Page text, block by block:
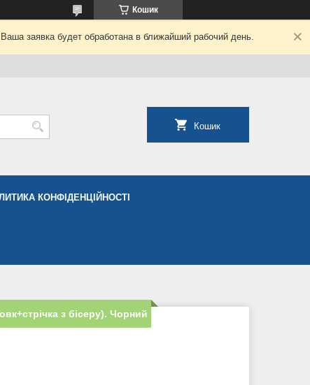
Кошик
заявка будет обработана в ближайший рабочий день.
Кошик
КОНФІДЕНЦІЙНОСТІ
з бісеру). Чорний